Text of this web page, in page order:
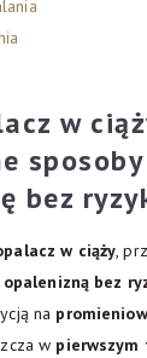
w
bez
w ciąży,
opalenizną bez
na
w